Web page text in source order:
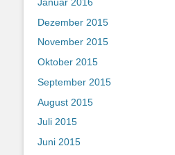
Dezember 2015
November 2015
Oktober 2015
September 2015
August 2015
Juli 2015
Juni 2015